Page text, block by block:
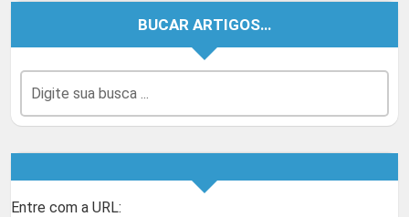
BUCAR ARTIGOS…
Entre com a URL: